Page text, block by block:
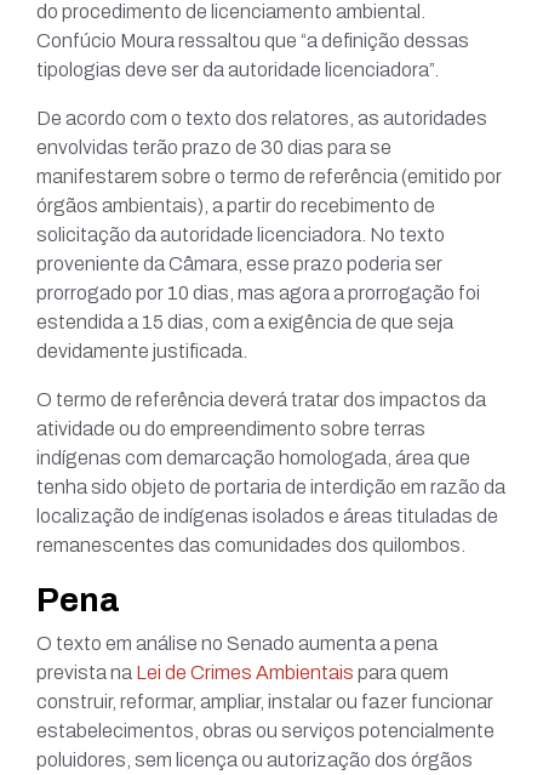
do procedimento de licenciamento ambiental.
Confúcio Moura ressaltou que “a definição dessas
tipologias deve ser da autoridade licenciadora”.
De acordo com o texto dos relatores, as autoridades
envolvidas terão prazo de 30 dias para se
manifestarem sobre o termo de referência (emitido por
órgãos ambientais), a partir do recebimento de
solicitação da autoridade licenciadora. No texto
proveniente da Câmara, esse prazo poderia ser
prorrogado por 10 dias, mas agora a prorrogação foi
estendida a 15 dias, com a exigência de que seja
devidamente justificada.
O termo de referência deverá tratar dos impactos da
atividade ou do empreendimento sobre terras
indígenas com demarcação homologada, área que
tenha sido objeto de portaria de interdição em razão da
localização de indígenas isolados e áreas tituladas de
remanescentes das comunidades dos quilombos.
Pena
O texto em análise no Senado aumenta a pena
prevista na Lei de Crimes Ambientais para quem
construir, reformar, ampliar, instalar ou fazer funcionar
estabelecimentos, obras ou serviços potencialmente
poluidores, sem licença ou autorização dos órgãos